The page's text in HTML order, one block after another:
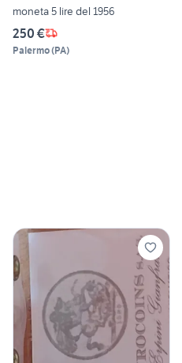
moneta 5 lire del 1956
250 €
Palermo(PA)